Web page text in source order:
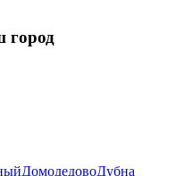
город
ДомодедовоДубна